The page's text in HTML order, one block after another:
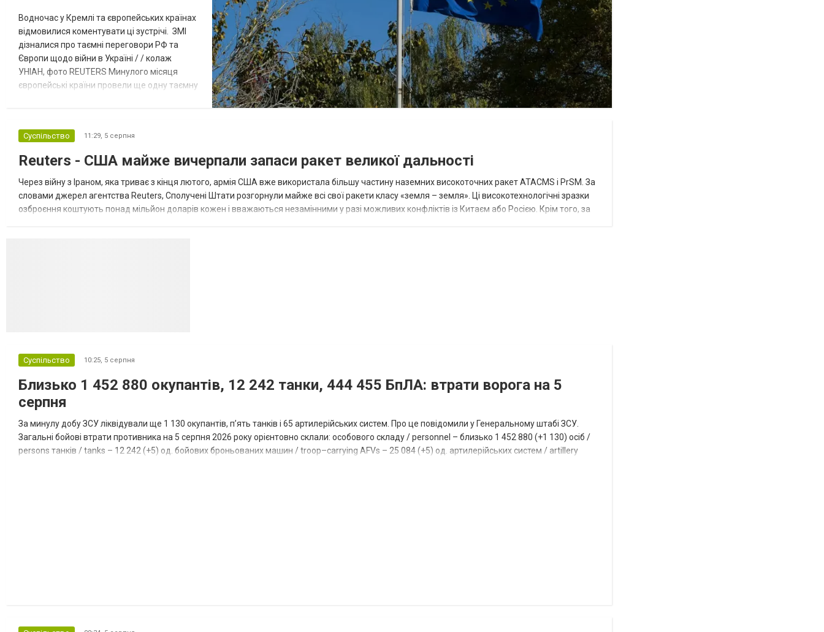
Водночас у Кремлі та європейських країнах
відмовилися коментувати ці зустрічі. ЗМІ
дізналися про таємні переговори РФ та
Європи щодо війни в Україні / / колаж
УНІАН, фото REUTERS Минулого місяця
європейські країни провели ще одну таємну
зі сторони Європи до цих переговорів
долучилися колишні високопосадовці
Великої Британії, Франції, Німеччини та Р...
Суспільство 11:29, 5 серпня
Reuters - США майже вичерпали запаси ракет великої дальності
Через війну з Іраном, яка триває з кінця лютого, армія США вже використала більшу частину наземних високоточних ракет ATACMS і PrSM. За
словами джерел агентства Reuters, Сполучені Штати розгорнули майже всі свої ракети класу «земля – земля». Ці високотехнологічні зразки
озброєння коштують понад мільйон доларів кожен і вважаються незамінними у разі можливих конфліктів із Китаєм або Росією. Крім того, за
Суспільство 10:25, 5 серпня
Близько 1 452 880 окупантів, 12 242 танки, 444 455 БпЛА: втрати ворога на 5
серпня
За минулу добу ЗСУ ліквідували ще 1 130 окупантів, пʼять танків і 65 артилерійських систем. Про це повідомили у Генеральному штабі ЗСУ.
Загальні бойові втрати противника на 5 серпня 2026 року орієнтовно склали: особового складу / personnel – близько 1 452 880 (+1 130) осіб /
persons танків / tanks – 12 242 (+5) од. бойових броньованих машин / troop–carrying AFVs – 25 084 (+5) од. артилерійських систем / artillery